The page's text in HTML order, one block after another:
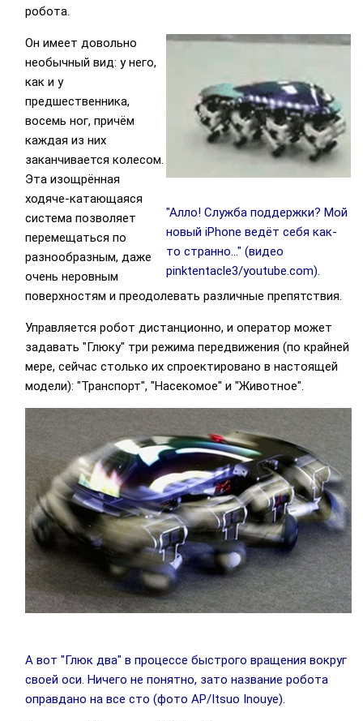
робота.
"Алло! Служба поддержки? Мой
новый iPhone ведёт себя как-
то странно…" (видео
pinktentacle3/youtube.com).
Он имеет довольно
необычный вид: у него,
как и у
предшественника,
восемь ног, причём
каждая из них
заканчивается колесом.
Эта изощрённая
ходяче-катающаяся
система позволяет
перемещаться по
разнообразным, даже
очень неровным
поверхностям и преодолевать различные препятствия.
Управляется робот дистанционно, и оператор может
задавать "Глюку" три режима передвижения (по крайней
мере, сейчас столько их спроектировано в настоящей
модели): "Транспорт", "Насекомое" и "Животное".
А вот "Глюк два" в процессе быстрого вращения вокруг
своей оси. Ничего не понятно, зато название робота
оправдано на все сто (фото AP/Itsuo Inouye).